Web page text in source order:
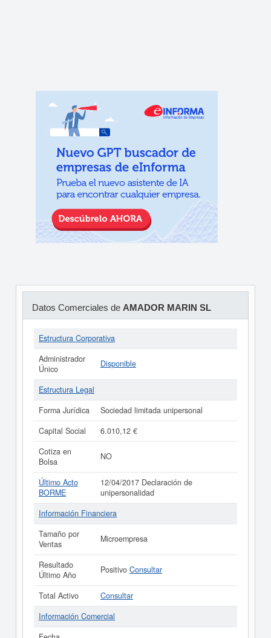
Datos Comerciales de AMADOR MARIN SL
Estructura Corporativa
Administrador
Único
Disponible
Estructura Legal
Forma Jurídica
Sociedad limitada unipersonal
Capital Social
6.010,12 €
Cotiza en
Bolsa
NO
Último Acto
BORME
12/04/2017 Declaración de
unipersonalidad
Información Financiera
Tamaño por
Ventas
Microempresa
Resultado
Último Año
Positivo Consultar
Total Activo
Consultar
Información Comercial